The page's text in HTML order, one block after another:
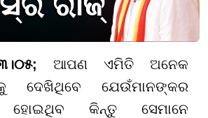
ଆପଣ ଏମିତି ଅନେକ
ଦେଖିଥିବେ ଯେଉଁମାନଙ୍କର
କିନ୍ତୁ ସେମାନେ